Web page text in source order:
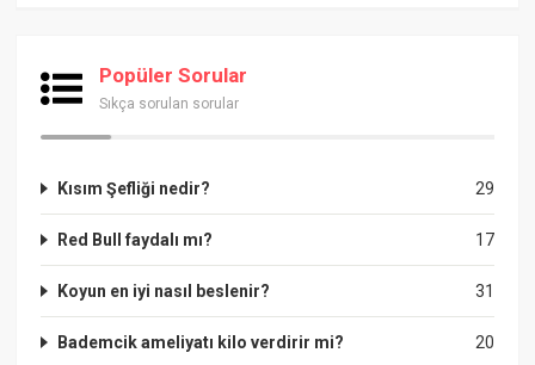
Popüler Sorular
Sıkça sorulan sorular
29
Kısım Şefliği nedir?
17
Red Bull faydalı mı?
31
Koyun en iyi nasıl beslenir?
20
Bademcik ameliyatı kilo verdirir mi?